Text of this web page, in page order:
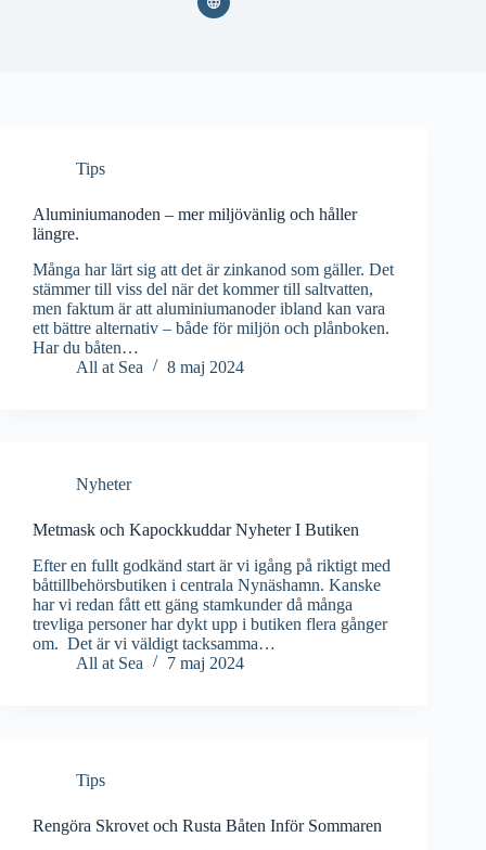
Användarnamn eller e‑postadress
Tips
Aluminiumanoden – mer miljövänlig och håller
längre.
Många har lärt sig att det är zinkanod som gäller. Det
stämmer till viss del när det kommer till saltvatten,
men faktum är att aluminiumanoder ibland kan vara
ett bättre alternativ – både för miljön och plånboken.
Har du båten…
All at Sea
8 maj 2024
Nyheter
Metmask och Kapockkuddar Nyheter I Butiken
Efter en fullt godkänd start är vi igång på riktigt med
båttillbehörsbutiken i centrala Nynäshamn. Kanske
har vi redan fått ett gäng stamkunder då många
trevliga personer har dykt upp i butiken flera gånger
om. Det är vi väldigt tacksamma…
All at Sea
7 maj 2024
Tips
Rengöra Skrovet och Rusta Båten Inför Sommaren